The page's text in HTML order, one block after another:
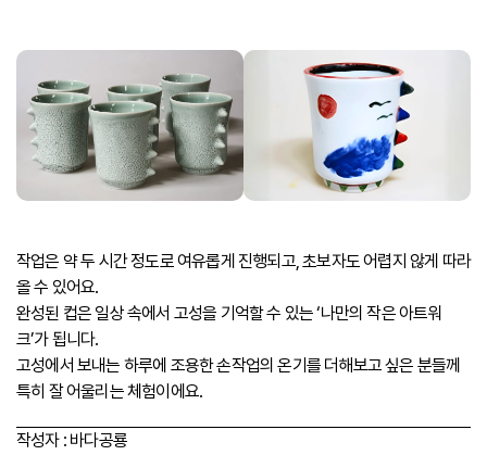
작업은 약 두 시간 정도로 여유롭게 진행되고, 초보자도 어렵지 않게 따라
올 수 있어요.
완성된 컵은 일상 속에서 고성을 기억할 수 있는 ‘나만의 작은 아트워
크’가 됩니다.
고성에서 보내는 하루에 조용한 손작업의 온기를 더해보고 싶은 분들께
특히 잘 어울리는 체험이에요.
작성자 : 바다공룡